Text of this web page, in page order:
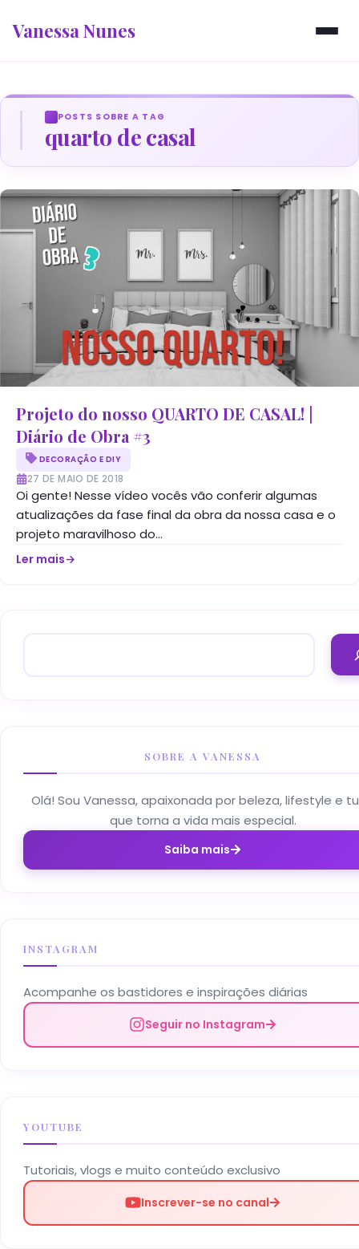
Vanessa Nunes
POSTS SOBRE A TAG
quarto de casal
Projeto do nosso QUARTO DE CASAL! |
Diário de Obra #3
DECORAÇÃO E DIY
27 DE MAIO DE 2018
Oi gente! Nesse vídeo vocês vão conferir algumas
atualizações da fase final da obra da nossa casa e o
projeto maravilhoso do...
Ler mais→
SOBRE A VANESSA
Olá! Sou Vanessa, apaixonada por beleza, lifestyle e
que torna a vida mais especial.
Saiba mais
INSTAGRAM
Acompanhe os bastidores e inspirações diárias
Seguir no Instagram
YOUTUBE
Tutoriais, vlogs e muito conteúdo exclusivo
Inscrever-se no canal